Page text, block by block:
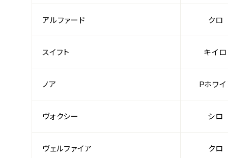
アルファード クロ
スイフト キイロ
ノア Ｐホワイ
ヴォクシー シロ
ヴェルファイア クロ